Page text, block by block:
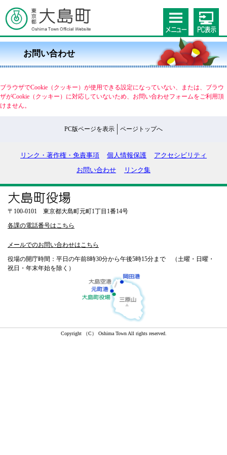
お問い合わせ
ブラウザでCookie（クッキー）が使用できる設定になっていない、または、ブラウ
ザがCookie（クッキー）に対応していないため、お問い合わせフォームをご利用頂
けません。
PC版ページを表示 ページトップへ
リンク・著作権・免責事項 個人情報保護 アクセシビリティ
お問い合わせ リンク集
〒100-0101 東京都大島町元町1丁目1番14号
各課の電話番号はこちら
メールでのお問い合わせはこちら
役場の開庁時間：平日の午前8時30分から午後5時15分まで （土曜・日曜・
祝日・年末年始を除く）
Copyright （C） Oshima Town All rights reserved.